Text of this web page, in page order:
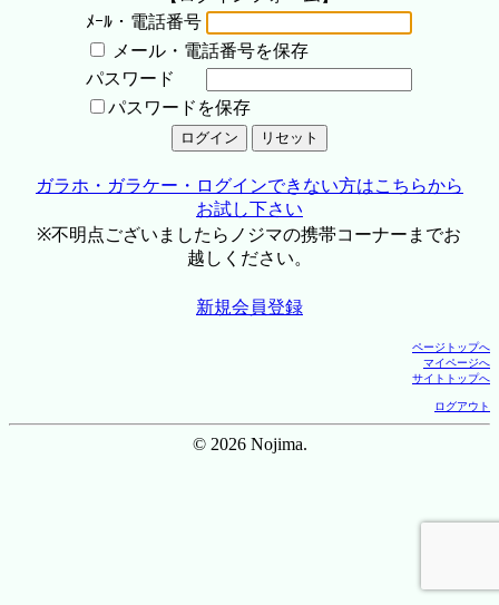
ﾒｰﾙ・電話番号
メール・電話番号を保存
パスワード
パスワードを保存
ガラホ・ガラケー・ログインできない方はこちらから
お試し下さい
※不明点ございましたらノジマの携帯コーナーまでお
越しください。
新規会員登録
ページトップへ
マイページへ
サイトトップへ
ログアウト
© 2026 Nojima.